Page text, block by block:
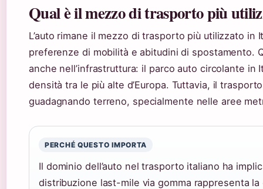
Qual è il mezzo di trasporto più
L’auto rimane il mezzo di trasporto più utilizzato in
preferenze di mobilità e abitudini di spostamento.
anche nell’infrastruttura: il parco auto circolante in
densità tra le più alte d’Europa. Tuttavia, il
guadagnando terreno, specialmente nelle aree
PERCHÉ QUESTO IMPORTA
Il dominio dell’auto nel trasporto italiano ha
distribuzione last-mile via gomma rappresenta